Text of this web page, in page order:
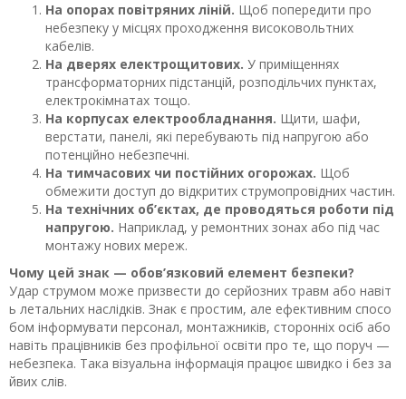
На опорах повітряних ліній. Щоб попередити про
небезпеку у місцях проходження високовольтних
кабелів.
На дверях електрощитових. У приміщеннях
трансформаторних підстанцій, розподільчих пунктах,
електрокімнатах тощо.
На корпусах електрообладнання. Щити, шафи,
верстати, панелі, які перебувають під напругою або
потенційно небезпечні.
На тимчасових чи постійних огорожах. Щоб
обмежити доступ до відкритих струмопровідних частин.
На технічних об’єктах, де проводяться роботи під
напругою. Наприклад, у ремонтних зонах або під час
монтажу нових мереж.
Чому цей знак — обов’язковий елемент безпеки?
Удар струмом може призвести до серйозних травм або навіт
ь летальних наслідків. Знак є простим, але ефективним спосо
бом інформувати персонал, монтажників, сторонніх осіб або
навіть працівників без профільної освіти про те, що поруч —
небезпека. Така візуальна інформація працює швидко і без за
йвих слів.